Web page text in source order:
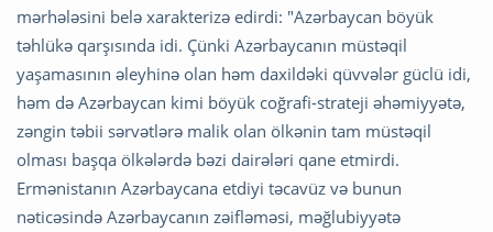
mərhələsini belə xarakterizə edirdi: "Azərbaycan böyük
təhlükə qarşısında idi. Çünki Azərbaycanın müstəqil
yaşamasının əleyhinə olan həm daxildəki qüvvələr güclü idi,
həm də Azərbaycan kimi böyük coğrafi-strateji əhəmiyyətə,
zəngin təbii sərvətlərə malik olan ölkənin tam müstəqil
olması başqa ölkələrdə bəzi dairələri qane etmirdi.
Ermənistanın Azərbaycana etdiyi təcavüz və bunun
nəticəsində Azərbaycanın zəifləməsi, məğlubiyyətə